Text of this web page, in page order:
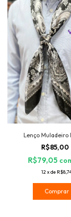
Lenço
R$85,00
R$79,05
12xde
Comprar